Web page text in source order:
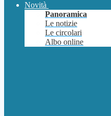
Novità
Panoramica
Le notizie
Le circolari
Albo online